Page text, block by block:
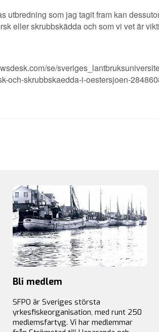
utbredning som jag tagit fram kan
eller skrubbskädda och som vi vet är
se/
och-skrubbskaedda-i-oestersjoen-
Bli medlem
SFPO är Sveriges största
yrkesfiskeorganisation, med runt 250
medlemsfartyg. Vi har medlemmar